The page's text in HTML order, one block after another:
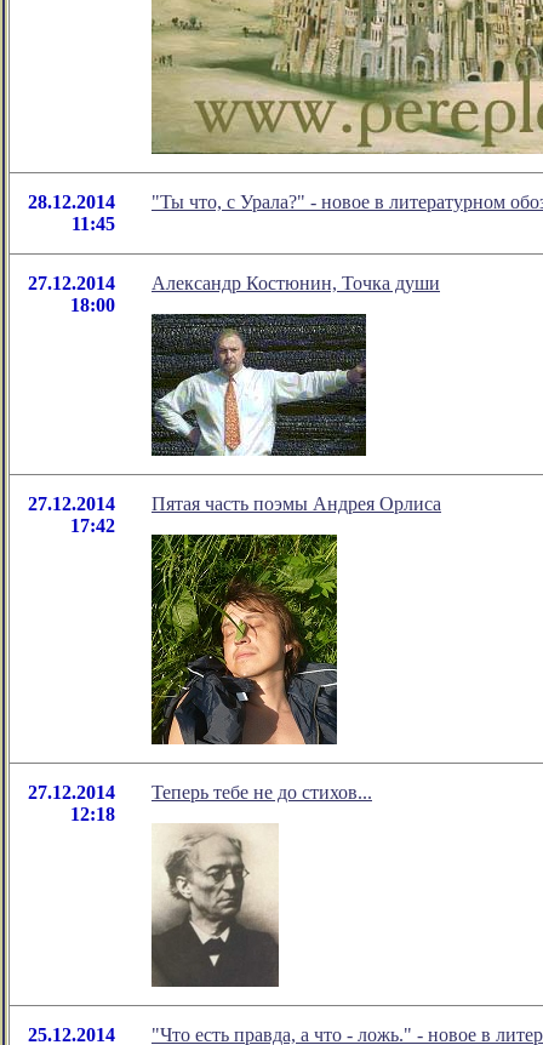
28.12.2014
11:45
"Ты что, с Урала?" - новое в литературном
27.12.2014
18:00
Александр Костюнин, Точка души
27.12.2014
17:42
Пятая часть поэмы Андрея Орлиса
27.12.2014
12:18
Теперь тебе не до стихов...
25.12.2014 "Что есть правда, а что - ложь." - новое в